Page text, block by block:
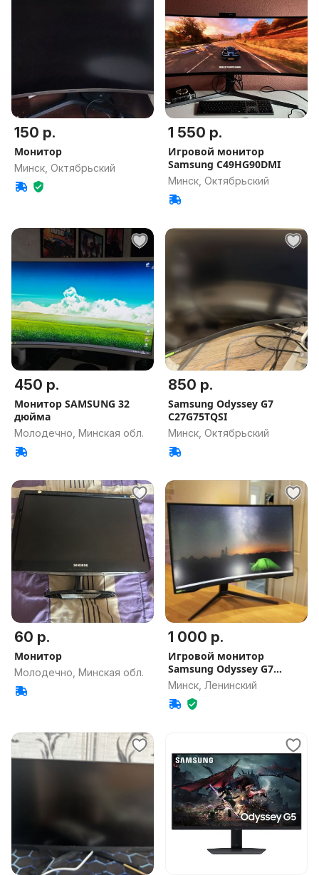
150 р.
Монитор
Минск, Октябрьский
1 550 р.
Игровой монитор
Samsung C49HG90DMI
Минск, Октябрьский
450 р.
Монитор SAMSUNG 32
дюйма
Молодечно, Минская обл.
850 р.
Samsung Odyssey G7
C27G75TQSI
Минск, Октябрьский
60 р.
Монитор
Молодечно, Минская обл.
1 000 р.
Игровой монитор
Samsung Odyssey G7
27''/240Гц
Минск, Ленинский